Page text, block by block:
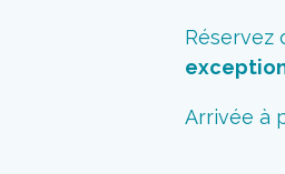
Réservez
Arrivée à